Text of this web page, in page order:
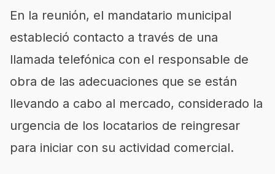
En la reunión, el mandatario municipal
estableció contacto a través de una
llamada telefónica con el responsable de
obra de las adecuaciones que se están
llevando a cabo al mercado, considerado la
urgencia de los locatarios de reingresar
para iniciar con su actividad comercial.